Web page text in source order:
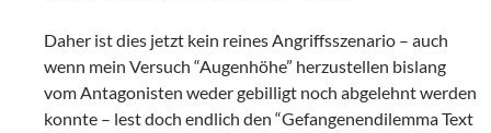
Daher ist dies jetzt kein reines Angriffsszenario – auch
wenn mein Versuch “Augenhöhe” herzustellen bislang
vom Antagonisten weder gebilligt noch abgelehnt werden
konnte – lest doch endlich den “Gefangenendilemma Text